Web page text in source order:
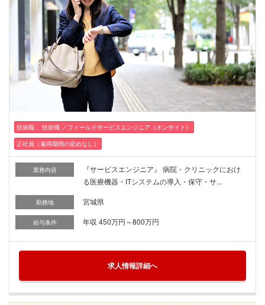
技術職 、技術職 ／フィールドサービスエンジニア（オンサイト）
正社員（雇用期間の定めなし）
業務内容
『サービスエンジニア』 病院・クリニックにおけ
る医療機器・ITシステムの導入・保守・サ...
勤務地 宮城県
給与条件 年収 450万円～800万円
求人情報詳細へ